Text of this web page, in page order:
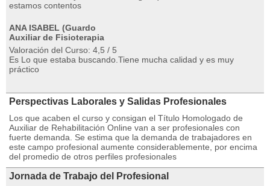
estamos contentos
ANA ISABEL (Guardo
Auxiliar de Fisioterapia
Valoración del Curso: 4,5 / 5
Es Lo que estaba buscando.Tiene mucha calidad y es muy
práctico
Perspectivas Laborales y Salidas Profesionales
Los que acaben el curso y consigan el Título Homologado de
Auxiliar de Rehabilitación Online van a ser profesionales con
fuerte demanda. Se estima que la demanda de trabajadores en
este campo profesional aumente considerablemente, por encima
del promedio de otros perfiles profesionales
Jornada de Trabajo del Profesional